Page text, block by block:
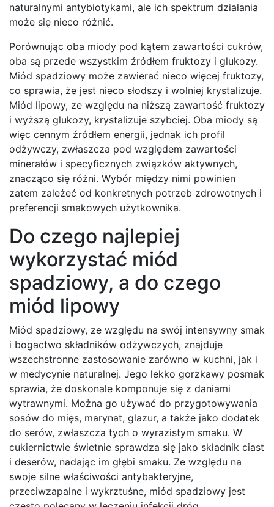
naturalnymi antybiotykami, ale ich spektrum działania
może się nieco różnić.
Porównując oba miody pod kątem zawartości cukrów,
oba są przede wszystkim źródłem fruktozy i glukozy.
Miód spadziowy może zawierać nieco więcej fruktozy,
co sprawia, że jest nieco słodszy i wolniej krystalizuje.
Miód lipowy, ze względu na niższą zawartość fruktozy
i wyższą glukozy, krystalizuje szybciej. Oba miody są
więc cennym źródłem energii, jednak ich profil
odżywczy, zwłaszcza pod względem zawartości
minerałów i specyficznych związków aktywnych,
znacząco się różni. Wybór między nimi powinien
zatem zależeć od konkretnych potrzeb zdrowotnych i
preferencji smakowych użytkownika.
Do czego najlepiej
wykorzystać miód
spadziowy, a do czego
miód lipowy
Miód spadziowy, ze względu na swój intensywny smak
i bogactwo składników odżywczych, znajduje
wszechstronne zastosowanie zarówno w kuchni, jak i
w medycynie naturalnej. Jego lekko gorzkawy posmak
sprawia, że doskonale komponuje się z daniami
wytrawnymi. Można go używać do przygotowywania
sosów do mięs, marynat, glazur, a także jako dodatek
do serów, zwłaszcza tych o wyrazistym smaku. W
cukiernictwie świetnie sprawdza się jako składnik ciast
i deserów, nadając im głębi smaku. Ze względu na
swoje silne właściwości antybakteryjne,
przeciwzapalne i wykrztuśne, miód spadziowy jest